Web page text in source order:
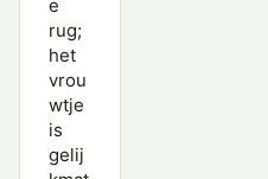
e
rug;
het
vrou
wtje
is
gelij